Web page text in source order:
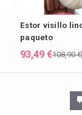
Estor visillo
paqueto
93,49 €108,90 €